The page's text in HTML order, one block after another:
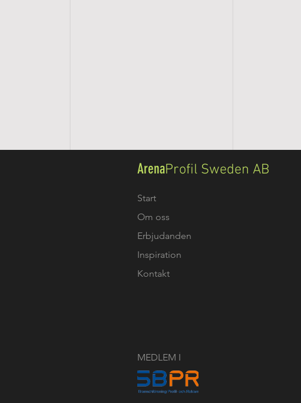
ArenaProfil Sweden AB
Start
Om oss
Erbjudanden
Inspiration
Kontakt
MEDLEM I